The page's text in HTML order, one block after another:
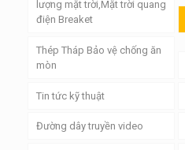
lượng mặt trời,Mặt trời quang
điện Breaket
Thép Tháp Bảo vệ chống ăn
mòn
Tin tức kỹ thuật
Đường dây truyền video